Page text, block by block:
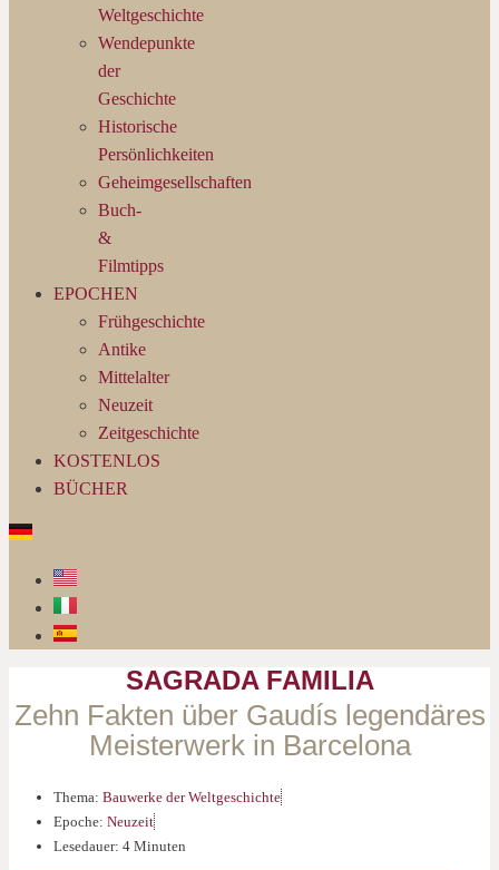
Weltgeschichte
Wendepunkte
der
Geschichte
Historische
Persönlichkeiten
Geheimgesellschaften
Buch-
&
Filmtipps
EPOCHEN
Frühgeschichte
Antike
Mittelalter
Neuzeit
Zeitgeschichte
KOSTENLOS
BÜCHER
SAGRADA FAMILIA
Zehn Fakten über Gaudís legendäres
Meisterwerk in Barcelona
Thema: Bauwerke der Weltgeschichte
Epoche: Neuzeit
Lesedauer: 4 Minuten